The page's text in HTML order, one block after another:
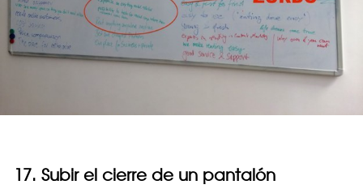
17. Subir el cierre de un pantalón